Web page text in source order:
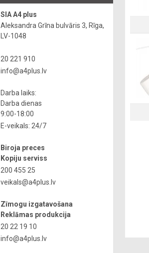
SIA A4 plus
Aleksandra Grīna bulvāris 3, Rīga,
LV-1048
20 221 910
info@a4plus.lv
Darba laiks:
Darba dienas
9:00-18:00
E-veikals: 24/7
Biroja preces
Kopiju serviss
200 455 25
veikals@a4plus.lv
Zīmogu izgatavošana
Reklāmas produkcija
20 22 19 10
info@a4plus.lv